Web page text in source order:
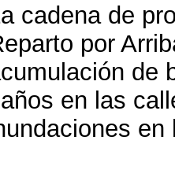
cadena de
por
de
en las